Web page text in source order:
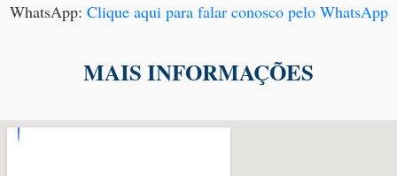
WhatsApp: Clique aqui para falar conosco pelo WhatsApp
MAIS INFORMAÇÕES